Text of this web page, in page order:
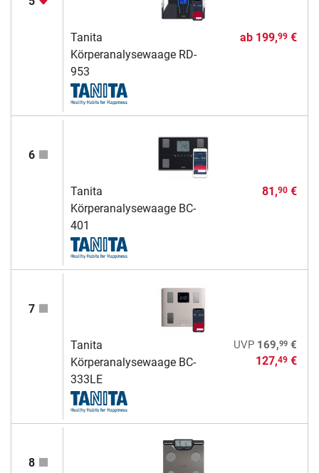
Tanita
Körperanalysewaage RD-
953
ab 199,99€
6
Tanita
Körperanalysewaage BC-
401
81,90€
7
Tanita
Körperanalysewaage BC-
333LE
UVP 169,99€
127,49€
8